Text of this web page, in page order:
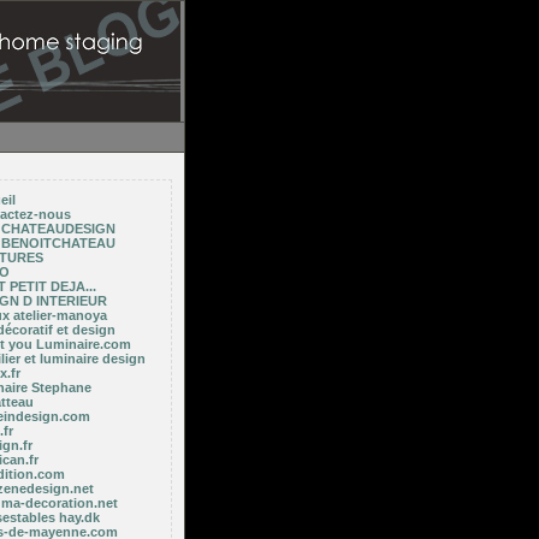
nous
PETIT DEJA...
D INTERIEUR
atelier-manoya
et design
you Luminaire.com
et luminaire design
Stephane
decoration.net
hay.dk
de-mayenne.com